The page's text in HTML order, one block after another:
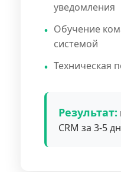
уведомления
Обучение
системой
Техническая
Результат:
CRM за 3-5